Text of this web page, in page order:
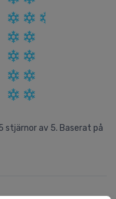
stjärnor av 5. Baserat på